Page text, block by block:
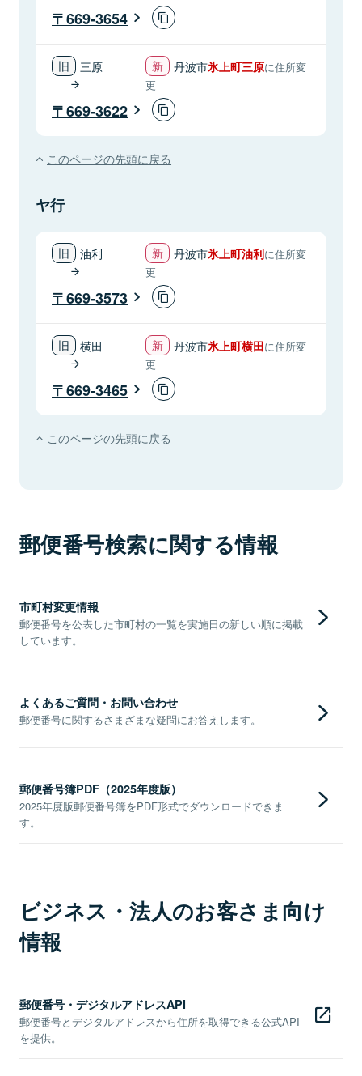
669-3654
三原 丹波市氷上町三原に住所変
更
669-3622
このページの先頭に戻る
ヤ行
油利 丹波市氷上町油利に住所変
更
669-3573
横田 丹波市氷上町横田に住所変
更
669-3465
このページの先頭に戻る
郵便番号検索に関する情報
市町村変更情報
郵便番号を公表した市町村の一覧を実施日の新しい順に掲載
しています。
よくあるご質問・お問い合わせ
郵便番号に関するさまざまな疑問にお答えします。
郵便番号簿PDF（2025年度版）
2025年度版郵便番号簿をPDF形式でダウンロードできま
す。
ビジネス・法人のお客さま向け
情報
郵便番号・デジタルアドレスAPI
郵便番号とデジタルアドレスから住所を取得できる公式API
を提供。